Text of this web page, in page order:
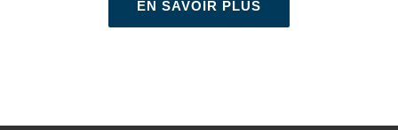
EN SAVOIR PLUS